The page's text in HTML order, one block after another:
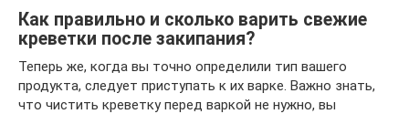
Как правильно и сколько варить свежие
креветки после закипания?
Теперь же, когда вы точно определили тип вашего
продукта, следует приступать к их варке. Важно знать,
что чистить креветку перед варкой не нужно, вы